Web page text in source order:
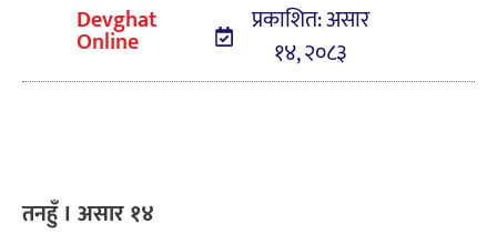
Devghat
Online
प्रकाशित: असार
१४, २०८३
तनहुँ । असार १४